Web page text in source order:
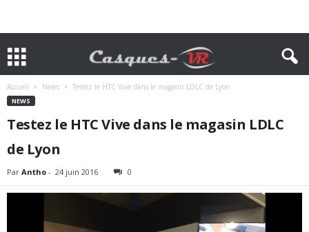
Accueil News Testez le HTC Vive dans le magasin LDLC de Lyon
NEWS
Testez le HTC Vive dans le magasin LDLC
de Lyon
Par Antho - 24 juin 2016 0